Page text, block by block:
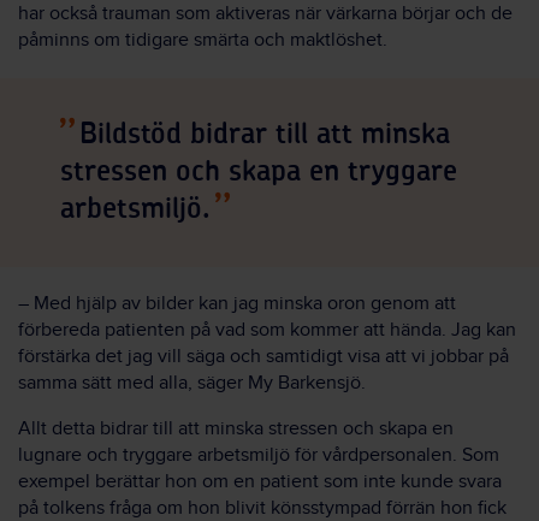
har också trauman som aktiveras när värkarna börjar och de
påminns om tidigare smärta och maktlöshet.
Bildstöd bidrar till att minska
stressen och skapa en tryggare
arbetsmiljö.
– Med hjälp av bilder kan jag minska oron genom att
förbereda patienten på vad som kommer att hända. Jag kan
förstärka det jag vill säga och samtidigt visa att vi jobbar på
samma sätt med alla, säger My Barkensjö.
Allt detta bidrar till att minska stressen och skapa en
lugnare och tryggare arbetsmiljö för vårdpersonalen. Som
exempel berättar hon om en patient som inte kunde svara
på tolkens fråga om hon blivit könsstympad förrän hon fick